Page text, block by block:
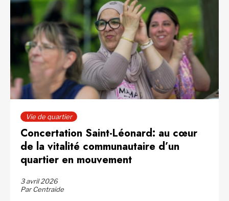
Trier par :
Vie de quartier
Concertation Saint-Léonard: au cœur
de la vitalité communautaire d’un
quartier en mouvement
3 avril 2026
Par Centraide